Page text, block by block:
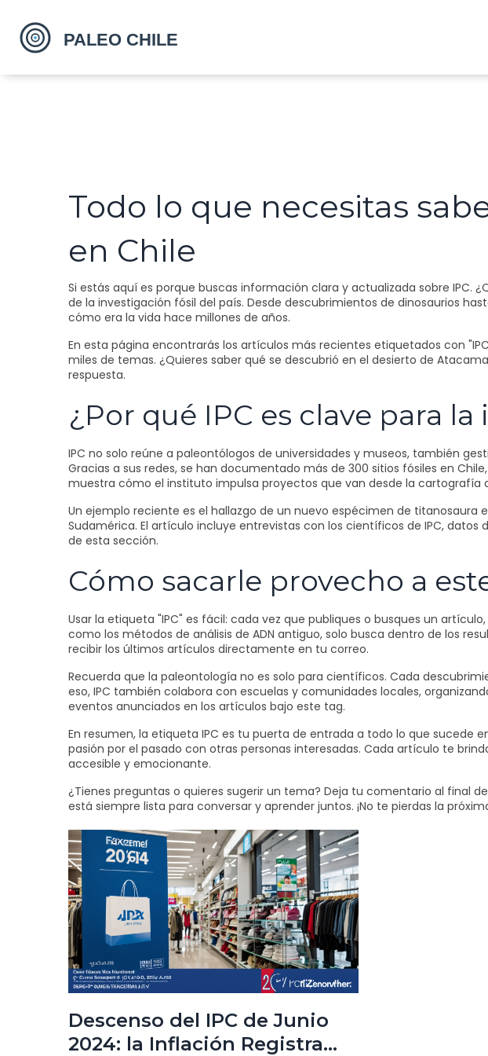
Todo lo que necesitas
en Chile
Si estás aquí es porque buscas información clara y actualizada sobre IPC.
de la investigación fósil del país. Desde descubrimientos de dinosaurios
cómo era la vida hace millones de años.
En esta página encontrarás los artículos más recientes etiquetados con
miles de temas. ¿Quieres saber qué se descubrió en el desierto de
respuesta.
¿Por qué IPC es clave para
IPC no solo reúne a paleontólogos de universidades y museos, también
Gracias a sus redes, se han documentado más de 300 sitios fósiles en
muestra cómo el instituto impulsa proyectos que van desde la
Un ejemplo reciente es el hallazgo de un nuevo espécimen de
Sudamérica. El artículo incluye entrevistas con los científicos de IPC,
de esta sección.
Cómo sacarle provecho a
Usar la etiqueta "IPC" es fácil: cada vez que publiques o busques un
como los métodos de análisis de ADN antiguo, solo busca dentro de los
recibir los últimos artículos directamente en tu correo.
Recuerda que la paleontología no es solo para científicos. Cada
eso, IPC también colabora con escuelas y comunidades locales,
eventos anunciados en los artículos bajo este tag.
En resumen, la etiqueta IPC es tu puerta de entrada a todo lo que
pasión por el pasado con otras personas interesadas. Cada artículo te
accesible y emocionante.
¿Tienes preguntas o quieres sugerir un tema? Deja tu comentario al final
está siempre lista para conversar y aprender juntos. ¡No te pierdas la
Descenso del IPC de Junio
2024: la Inflación Registra